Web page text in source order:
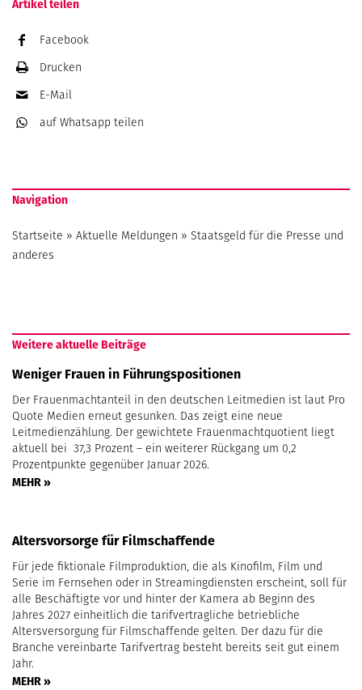
Artikel teilen
Facebook
Drucken
E-Mail
auf Whatsapp teilen
Navigation
Startseite » Aktuelle Meldungen » Staatsgeld für die Presse und
anderes
Weitere aktuelle Beiträge
Weniger Frauen in Führungspositionen
Der Frauenmachtanteil in den deutschen Leitmedien ist laut Pro
Quote Medien erneut gesunken. Das zeigt eine neue
Leitmedienzählung. Der gewichtete Frauenmachtquotient liegt
aktuell bei 37,3 Prozent – ein weiterer Rückgang um 0,2
Prozentpunkte gegenüber Januar 2026.
MEHR »
Altersvorsorge für Filmschaffende
Für jede fiktionale Filmproduktion, die als Kinofilm, Film und
Serie im Fernsehen oder in Streamingdiensten erscheint, soll für
alle Beschäftigte vor und hinter der Kamera ab Beginn des
Jahres 2027 einheitlich die tarifvertragliche betriebliche
Altersversorgung für Filmschaffende gelten. Der dazu für die
Branche vereinbarte Tarifvertrag besteht bereits seit gut einem
Jahr.
MEHR »